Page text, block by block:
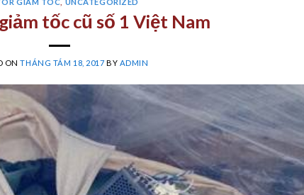
GIAM TOC UNCATEGORIZED
tốc cũ số 1 Việt Nam
ONTHÁNG TÁM 18, 2017 BY ADMIN